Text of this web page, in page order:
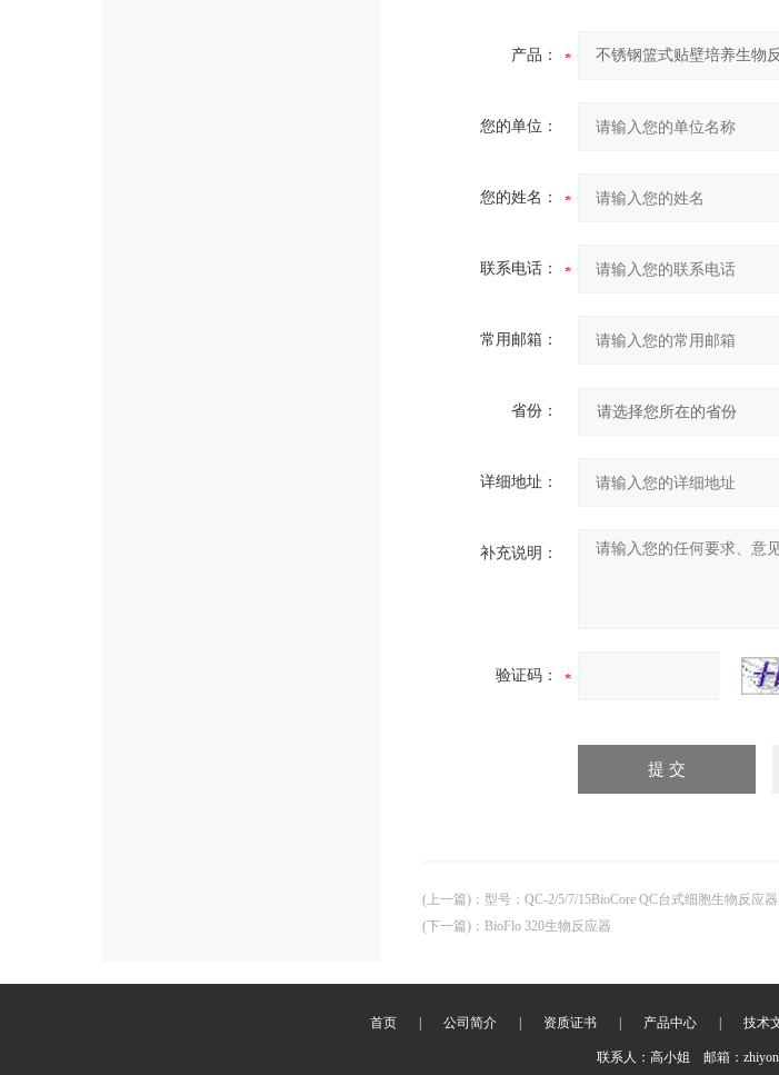
产品：
您的单位：
您的姓名：
联系电话：
常用邮箱：
省份：
详细地址：
补充说明：
验证码：
(上一篇) ： 型号：QC-2/5/7/15BioCore QC台式细胞生物反应器
(下一篇) ： BioFlo 320生物反应器
首页 公司简介 资质证书 产品中心 技术
联系人：高小姐 邮箱：